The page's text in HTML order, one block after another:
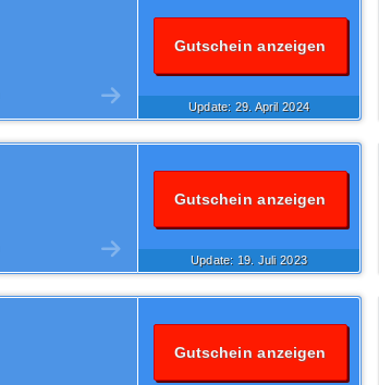
Gutschein anzeigen
Update: 29. April2024
Gutschein anzeigen
Update: 19.Juli2023
Gutschein anzeigen